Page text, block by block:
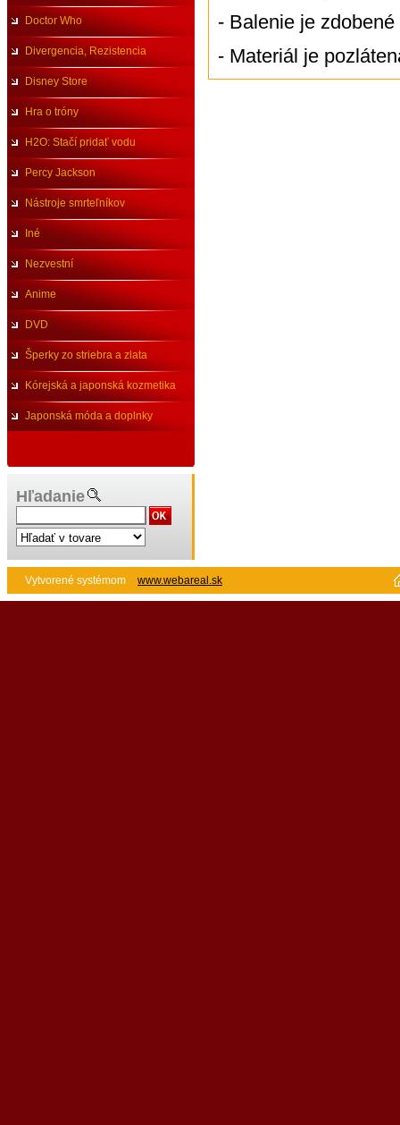
Doctor Who
Divergencia, Rezistencia
Disney Store
Hra o tróny
H2O: Stačí pridať vodu
Percy Jackson
Nástroje smrteľníkov
Iné
Nezvestní
Anime
DVD
Šperky zo striebra a zlata
Kórejská a japonská kozmetika
Japonská móda a doplnky
Hľadanie
- Balenie je
- Materiál je
Vytvorené systémom www.webareal.sk